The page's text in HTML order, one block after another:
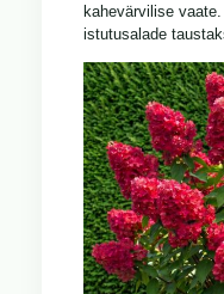
kahevärvilise
istutusalade